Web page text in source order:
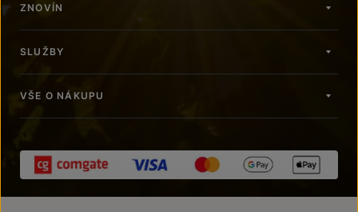
ZNOVÍN
SLUŽBY
VŠE O NÁKUPU